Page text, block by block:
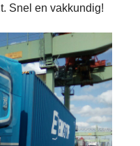
Snel en vakkundig!